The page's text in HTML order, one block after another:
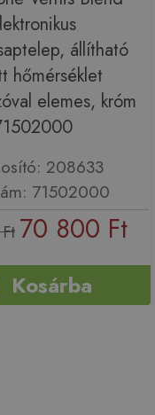
állítható
hőmérséklet
elemes, króm
208633
71502000
70 800 Ft
Kosárba